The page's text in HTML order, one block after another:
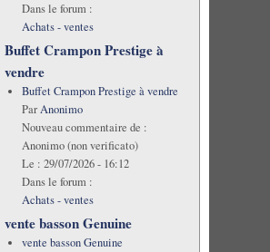
Dans le forum :
Achats - ventes
Buffet Crampon Prestige à
vendre
Buffet Crampon Prestige à vendre
ParAnonimo
Nouveau commentaire de :
Anonimo (non verificato)
Le : 29/07/2026 - 16:12
Dans le forum :
Achats - ventes
vente basson Genuine
vente basson Genuine